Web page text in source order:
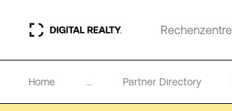
Home ... Partner Directory